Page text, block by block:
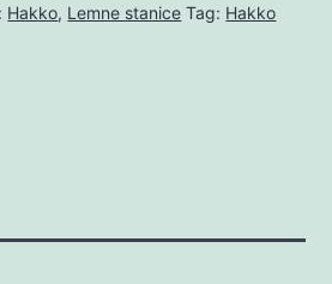
Hakko, Lemne stanice Tag: Hakko